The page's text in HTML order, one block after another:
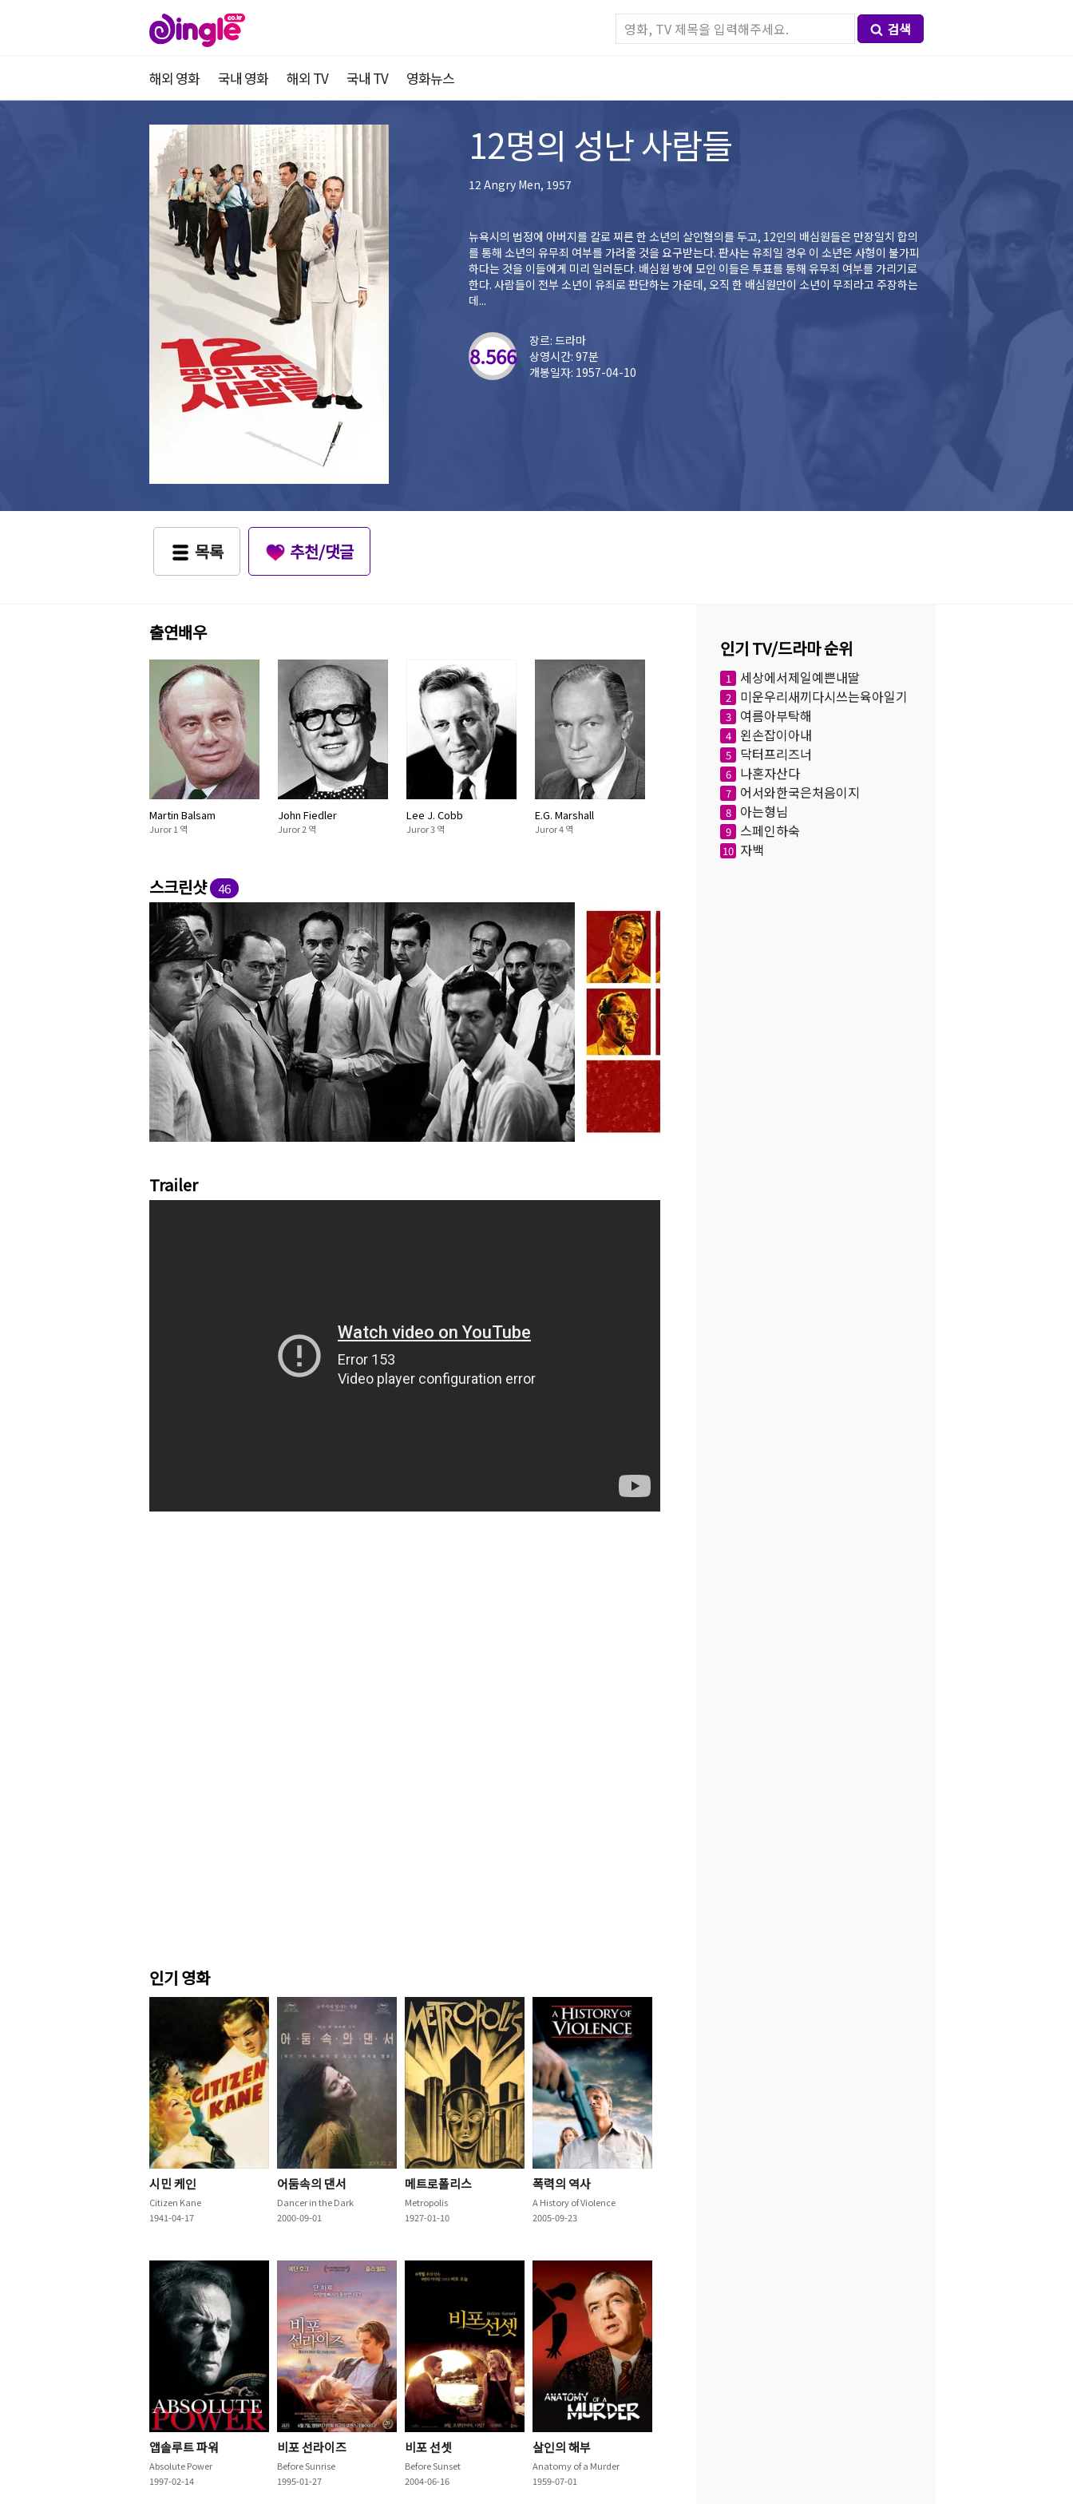
검색
해외 영화 국내 영화 해외 TV 국내 TV 영화뉴스
12명의 성난 사람들
12 Angry Men, 1957
뉴욕시의 법정에 아버지를 칼로 찌른 한 소년의 살인혐의를 두고, 12인의 배심원들은 만장일치 합의
를 통해 소년의 유무죄 여부를 가려줄 것을 요구받는다. 판사는 유죄일 경우 이 소년은 사형이 불가피
하다는 것을 이들에게 미리 일러둔다. 배심원 방에 모인 이들은 투표를 통해 유무죄 여부를 가리기로
한다. 사람들이 전부 소년이 유죄로 판단하는 가운데, 오직 한 배심원만이 소년이 무죄라고 주장하는
데...
8.566
장르: 드라마
상영시간: 97분
개봉일자: 1957-04-10
목록 추천/댓글
출연배우
Martin Balsam
Juror 1 역
John Fiedler
Juror 2 역
Lee J. Cobb
Juror 3 역
E.G. Marshall
Juror 4 역
스크린샷 46
Trailer
인기 영화
시민 케인
Citizen Kane
1941-04-17
어둠속의 댄서
Dancer in the Dark
2000-09-01
메트로폴리스
Metropolis
1927-01-10
폭력의 역사
A History of Violence
2005-09-23
앱솔루트 파워
Absolute Power
1997-02-14
비포 선라이즈
Before Sunrise
1995-01-27
비포 선셋
Before Sunset
2004-06-16
살인의 해부
Anatomy of a Murder
1959-07-01
인기 TV/드라마 순위
1 세상에서제일예쁜내딸
2 미운우리새끼다시쓰는육아일기
3 여름아부탁해
4 왼손잡이아내
5 닥터프리즈너
6 나혼자산다
7 어서와한국은처음이지
8 아는형님
9 스페인하숙
10 자백